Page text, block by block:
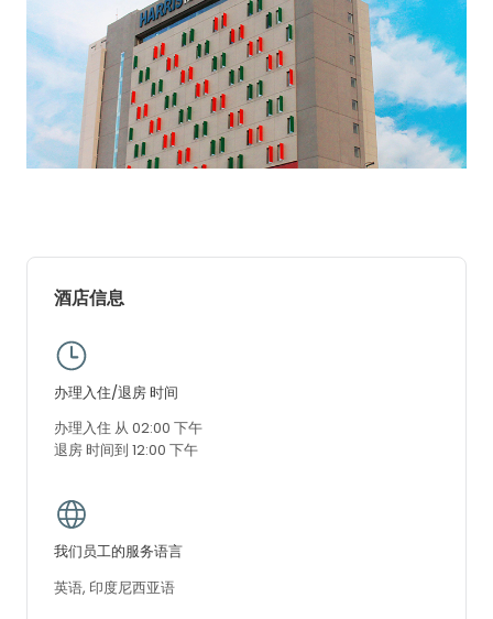
酒店信息
办理入住/退房 时间
办理入住 从 02:00 下午
退房 时间到 12:00 下午
我们员工的服务语言
英语, 印度尼西亚语